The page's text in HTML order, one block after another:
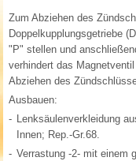
Zum Abziehen des
Doppelkupplungsgetriebe
"P" stellen und
verhindert das
Abziehen des
Ausbauen:
- Lenksäulenverkleidung
Innen; Rep.-Gr.68.
- Verrastung -2- mit einem